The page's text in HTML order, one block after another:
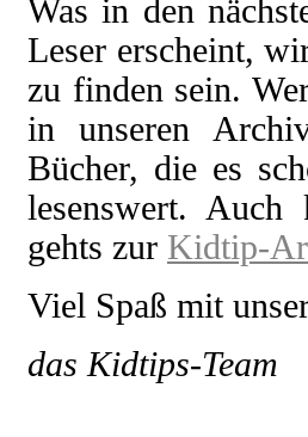
Was in den
Leser er­scheint,
zu finden sein.
in unseren
Bücher, die es
lesens­wert.
gehts zur Kidtip-
Viel Spaß mit
das Kidtips-Team